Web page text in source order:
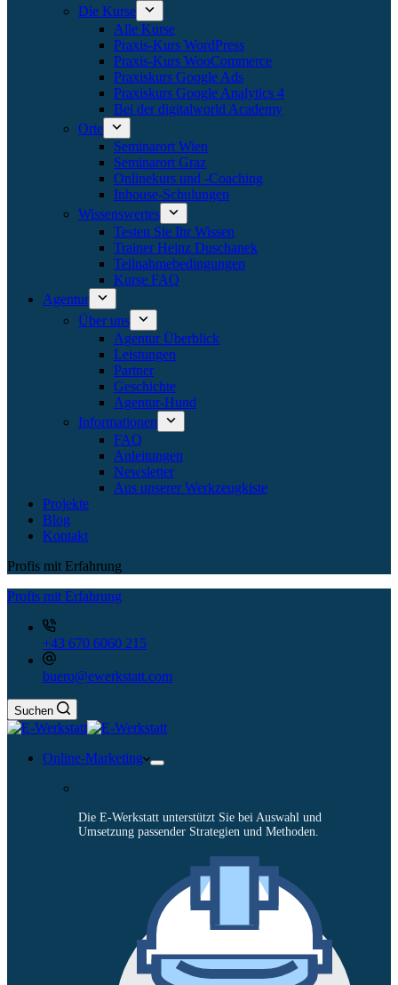
Die Kurse
Alle Kurse
Praxis-Kurs WordPress
Praxis-Kurs WooCommerce
Praxiskurs Google Ads
Praxiskurs Google Analytics 4
Bei der digitalworld Academy
Orte
Seminarort Wien
Seminarort Graz
Onlinekurs und -Coaching
Inhouse-Schulungen
Wissenswertes
Testen Sie Ihr Wissen
Trainer Heinz Duschanek
Teilnahmebedingungen
Kurse FAQ
Agentur
Über uns
Agentur Überblick
Leistungen
Partner
Geschichte
Agentur-Hund
Informationen
FAQ
Anleitungen
Newsletter
Aus unserer Werkzeugkiste
Projekte
Blog
Kontakt
Profis mit Erfahrung
Profis mit Erfahrung
+43 670 6060 215
buero@ewerkstatt.com
Suchen
Online-Marketing
Die E-Werkstatt unterstützt Sie bei Auswahl und
Umsetzung passender Strategien und Methoden.